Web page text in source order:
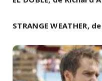
STRANGE WEATHER,